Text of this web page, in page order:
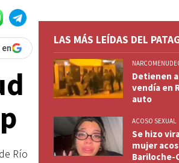
Río
LAS MÁS LEÍDAS DEL
Detienen
vendía en
auto
ACOSO SEXUAL
Se hizo
mujer
Bariloche-